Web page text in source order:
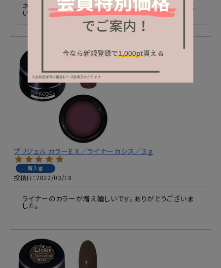
ネイルチップの固定だけでなく、装置にも使えて取れにく
いです。
プリジェル カラーＥＸ／ライナーカシス／３ｇ
購入者
投稿日 2022/03/18
ライナーのカラーが増え嬉しいです。ありがとうございま
した。